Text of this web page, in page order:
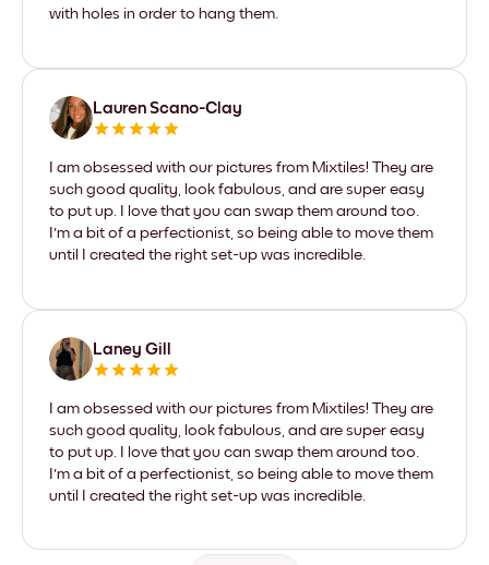
with holes in order to hang them.
Lauren Scano-Clay
I am obsessed with our pictures from Mixtiles! They are
such good quality, look fabulous, and are super easy
to put up. I love that you can swap them around too.
I'm a bit of a perfectionist, so being able to move them
until I created the right set-up was incredible.
Laney Gill
I am obsessed with our pictures from Mixtiles! They are
such good quality, look fabulous, and are super easy
to put up. I love that you can swap them around too.
I'm a bit of a perfectionist, so being able to move them
until I created the right set-up was incredible.